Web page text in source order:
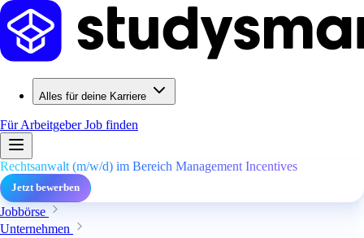
Alles für deine Karriere
Für ArbeitgeberJob finden
Rechtsanwalt (m/w/d) im Bereich Management Incentives
Jetzt bewerben
Jobbörse
Unternehmen